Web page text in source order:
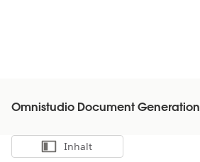
Omnistudio Document Generation
Inhalt anzeigen
Inhalt